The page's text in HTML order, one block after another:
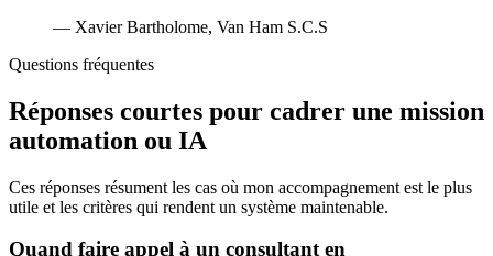
— Xavier Bartholome, Van Ham S.C.S
Questions fréquentes
Réponses courtes pour cadrer une mission
automation ou IA
Ces réponses résument les cas où mon accompagnement est le plus
utile et les critères qui rendent un système maintenable.
Quand faire appel à un consultant en